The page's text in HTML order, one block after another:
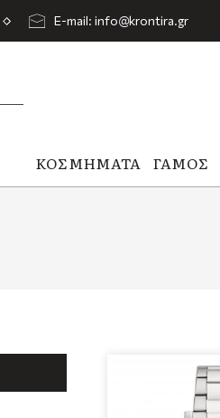
E-mail: info@krontira.gr
ΚΟΣΜΉΜΑΤΑ ΓΆΜΟΣ